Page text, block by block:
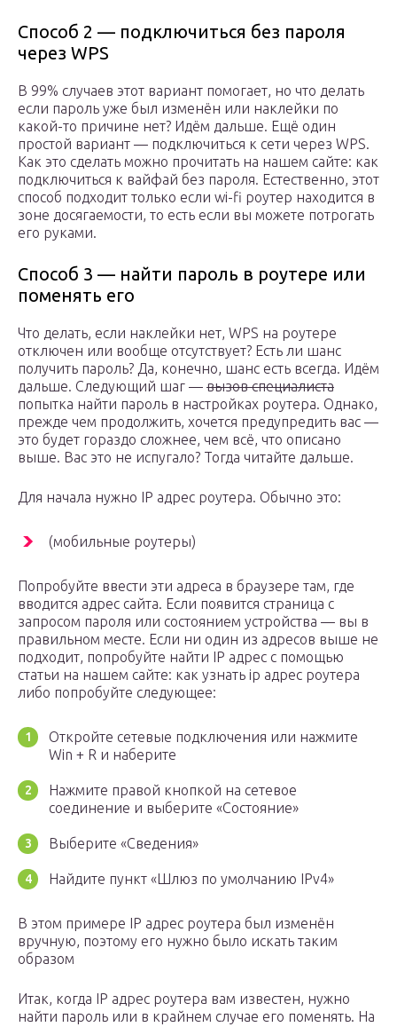
Способ 2 — подключиться без пароля
через WPS
В 99% случаев этот вариант помогает, но что делать
если пароль уже был изменён или наклейки по
какой-то причине нет? Идём дальше. Ещё один
простой вариант — подключиться к сети через WPS.
Как это сделать можно прочитать на нашем сайте: как
подключиться к вайфай без пароля. Естественно, этот
способ подходит только если wi-fi роутер находится в
зоне досягаемости, то есть если вы можете потрогать
его руками.
Способ 3 — найти пароль в роутере или
поменять его
Что делать, если наклейки нет, WPS на роутере
отключен или вообще отсутствует? Есть ли шанс
получить пароль? Да, конечно, шанс есть всегда. Идём
дальше. Следующий шаг — вызов специалиста
попытка найти пароль в настройках роутера. Однако,
прежде чем продолжить, хочется предупредить вас —
это будет гораздо сложнее, чем всё, что описано
выше. Вас это не испугало? Тогда читайте дальше.
Для начала нужно IP адрес роутера. Обычно это:
(мобильные роутеры)
Попробуйте ввести эти адреса в браузере там, где
вводится адрес сайта. Если появится страница с
запросом пароля или состоянием устройства — вы в
правильном месте. Если ни один из адресов выше не
подходит, попробуйте найти IP адрес с помощью
статьи на нашем сайте: как узнать ip адрес роутера
либо попробуйте следующее:
Откройте сетевые подключения или нажмите
Win + R и наберите
Нажмите правой кнопкой на сетевое
соединение и выберите «Состояние»
Выберите «Сведения»
Найдите пункт «Шлюз по умолчанию IPv4»
В этом примере IP адрес роутера был изменён
вручную, поэтому его нужно было искать таким
образом
Итак, когда IP адрес роутера вам известен, нужно
найти пароль или в крайнем случае его поменять. На